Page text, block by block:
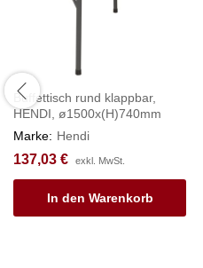
Buffettisch rund klappbar,
HENDI, ø1500x(H)740mm
Marke: Hendi
137,03 € exkl. MwSt.
In den Warenkorb